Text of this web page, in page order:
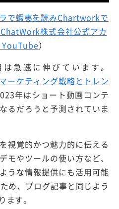
ラで蝦夷を読みChartworkで
株式会社公式アカ
YouTube）
急速に伸びています。
ーケティング戦略とトレン
年はショート動画コンテ
るだろうと予測されていま
視覚的かつ魅力的に伝える
モやツールの使い方など、
うな情報提供にも活用可能
め、ブログ記事と同じよう
ます。